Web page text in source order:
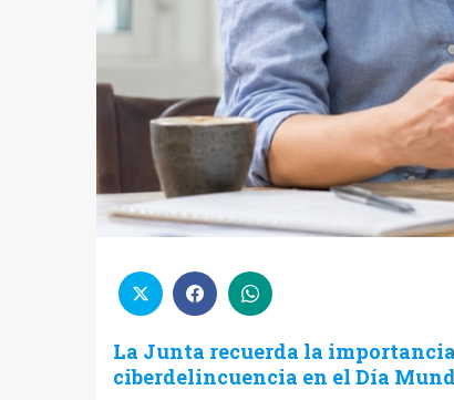
La Junta recuerda la
ciberdelincuencia en el Día